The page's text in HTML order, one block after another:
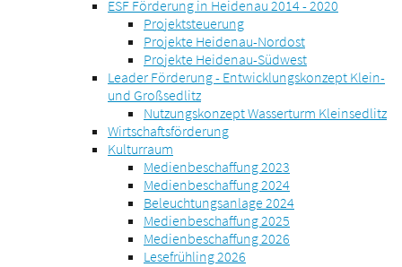
ESF Förderung in Heidenau 2014 - 2020
Projektsteuerung
Projekte Heidenau-Nordost
Projekte Heidenau-Südwest
Leader Förderung - Entwicklungskonzept Klein-
und Großsedlitz
Nutzungskonzept Wasserturm Kleinsedlitz
Wirtschaftsförderung
Kulturraum
Medienbeschaffung 2023
Medienbeschaffung 2024
Beleuchtungsanlage 2024
Medienbeschaffung 2025
Medienbeschaffung 2026
Lesefrühling 2026